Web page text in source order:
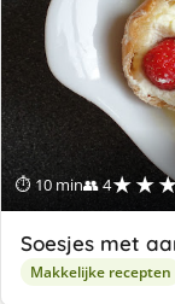
⏱ 10 min👥 4
Soesjes met
Makkelijke recepten